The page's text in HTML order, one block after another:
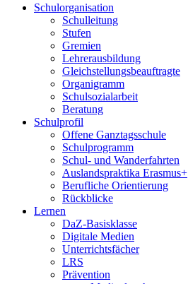
Schulorganisation
Schulleitung
Stufen
Gremien
Lehrerausbildung
Gleichstellungsbeauftragte
Organigramm
Schulsozialarbeit
Beratung
Schulprofil
Offene Ganztagsschule
Schulprogramm
Schul- und Wanderfahrten
Auslandspraktika Erasmus+
Berufliche Orientierung
Rückblicke
Lernen
DaZ-Basisklasse
Digitale Medien
Unterrichtsfächer
LRS
Prävention